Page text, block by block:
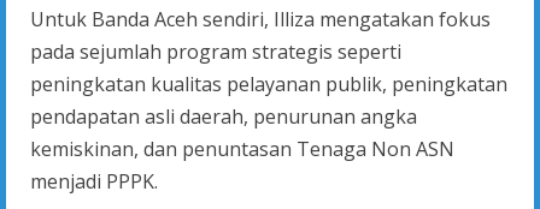
Untuk Banda Aceh sendiri, Illiza mengatakan fokus
pada sejumlah program strategis seperti
peningkatan kualitas pelayanan publik, peningkatan
pendapatan asli daerah, penurunan angka
kemiskinan, dan penuntasan Tenaga Non ASN
menjadi PPPK.